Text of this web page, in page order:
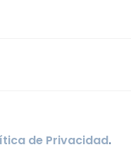
de Privacidad.